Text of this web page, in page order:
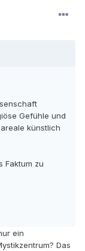
Gefühle und
künstlich
Faktum zu
ein
Das